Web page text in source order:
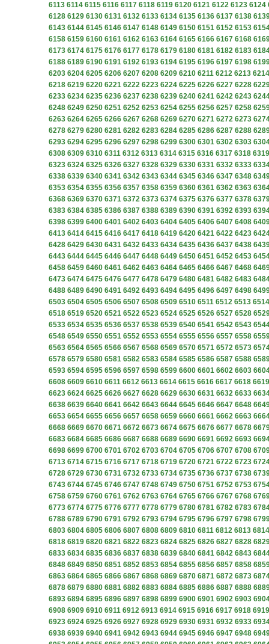
6113 6114 6115 6116 6117 6118 6119 6120 6121 6122 6123 6124
6128 6129 6130 6131 6132 6133 6134 6135 6136 6137 6138
6143 6144 6145 6146 6147 6148 6149 6150 6151 6152 6153
6158 6159 6160 6161 6162 6163 6164 6165 6166 6167 6168
6173 6174 6175 6176 6177 6178 6179 6180 6181 6182 6183
6188 6189 6190 6191 6192 6193 6194 6195 6196 6197 6198
6203 6204 6205 6206 6207 6208 6209 6210 6211 6212 6213 6214
6218 6219 6220 6221 6222 6223 6224 6225 6226 6227 6228
6233 6234 6235 6236 6237 6238 6239 6240 6241 6242 6243
6248 6249 6250 6251 6252 6253 6254 6255 6256 6257 6258
6263 6264 6265 6266 6267 6268 6269 6270 6271 6272 6273
6278 6279 6280 6281 6282 6283 6284 6285 6286 6287 6288
6293 6294 6295 6296 6297 6298 6299 6300 6301 6302 6303
6308 6309 6310 6311 6312 6313 6314 6315 6316 6317 6318 6319
6323 6324 6325 6326 6327 6328 6329 6330 6331 6332 6333
6338 6339 6340 6341 6342 6343 6344 6345 6346 6347 6348
6353 6354 6355 6356 6357 6358 6359 6360 6361 6362 6363
6368 6369 6370 6371 6372 6373 6374 6375 6376 6377 6378
6383 6384 6385 6386 6387 6388 6389 6390 6391 6392 6393
6398 6399 6400 6401 6402 6403 6404 6405 6406 6407 6408
6413 6414 6415 6416 6417 6418 6419 6420 6421 6422 6423
6428 6429 6430 6431 6432 6433 6434 6435 6436 6437 6438
6443 6444 6445 6446 6447 6448 6449 6450 6451 6452 6453
6458 6459 6460 6461 6462 6463 6464 6465 6466 6467 6468
6473 6474 6475 6476 6477 6478 6479 6480 6481 6482 6483
6488 6489 6490 6491 6492 6493 6494 6495 6496 6497 6498
6503 6504 6505 6506 6507 6508 6509 6510 6511 6512 6513 6514
6518 6519 6520 6521 6522 6523 6524 6525 6526 6527 6528
6533 6534 6535 6536 6537 6538 6539 6540 6541 6542 6543
6548 6549 6550 6551 6552 6553 6554 6555 6556 6557 6558
6563 6564 6565 6566 6567 6568 6569 6570 6571 6572 6573
6578 6579 6580 6581 6582 6583 6584 6585 6586 6587 6588
6593 6594 6595 6596 6597 6598 6599 6600 6601 6602 6603
6608 6609 6610 6611 6612 6613 6614 6615 6616 6617 6618 6619
6623 6624 6625 6626 6627 6628 6629 6630 6631 6632 6633
6638 6639 6640 6641 6642 6643 6644 6645 6646 6647 6648
6653 6654 6655 6656 6657 6658 6659 6660 6661 6662 6663
6668 6669 6670 6671 6672 6673 6674 6675 6676 6677 6678
6683 6684 6685 6686 6687 6688 6689 6690 6691 6692 6693
6698 6699 6700 6701 6702 6703 6704 6705 6706 6707 6708
6713 6714 6715 6716 6717 6718 6719 6720 6721 6722 6723
6728 6729 6730 6731 6732 6733 6734 6735 6736 6737 6738
6743 6744 6745 6746 6747 6748 6749 6750 6751 6752 6753
6758 6759 6760 6761 6762 6763 6764 6765 6766 6767 6768
6773 6774 6775 6776 6777 6778 6779 6780 6781 6782 6783
6788 6789 6790 6791 6792 6793 6794 6795 6796 6797 6798
6803 6804 6805 6806 6807 6808 6809 6810 6811 6812 6813 6814
6818 6819 6820 6821 6822 6823 6824 6825 6826 6827 6828
6833 6834 6835 6836 6837 6838 6839 6840 6841 6842 6843
6848 6849 6850 6851 6852 6853 6854 6855 6856 6857 6858
6863 6864 6865 6866 6867 6868 6869 6870 6871 6872 6873
6878 6879 6880 6881 6882 6883 6884 6885 6886 6887 6888
6893 6894 6895 6896 6897 6898 6899 6900 6901 6902 6903
6908 6909 6910 6911 6912 6913 6914 6915 6916 6917 6918 6919
6923 6924 6925 6926 6927 6928 6929 6930 6931 6932 6933
6938 6939 6940 6941 6942 6943 6944 6945 6946 6947 6948